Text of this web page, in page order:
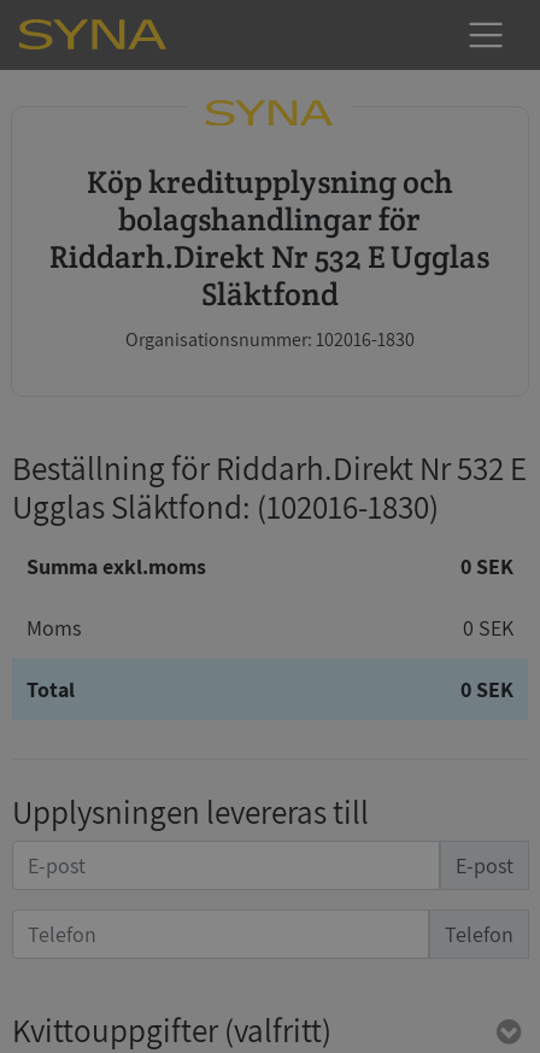
Köp kreditupplysning och
bolagshandlingar för
Riddarh.Direkt Nr 532 E Ugglas
Släktfond
Organisationsnummer: 102016-1830
Beställning för Riddarh.Direkt Nr 532 E
Ugglas Släktfond: (102016-1830)
Summa exkl.moms 0 SEK
Moms 0 SEK
Total 0 SEK
Upplysningen levereras till
E-post
Telefon
Kvittouppgifter(valfritt)